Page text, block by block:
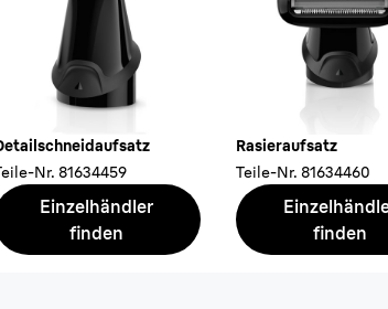
Nr. 81634459
Einzelhändler
finden
Rasieraufsatz
Teile-Nr. 81634460
finden